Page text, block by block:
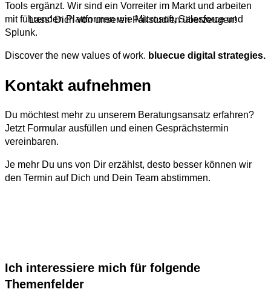
Lass‘ Dich von unseren Fallstudien überzeugen!
Tools ergänzt. Wir sind ein Vorreiter im Markt und arbeiten
mit führenden Plattformen wie Microsoft, Salesforce und
Splunk.
Discover the new values of work. bluecue digital strategies.
Kontakt aufnehmen
Du möchtest mehr zu unserem Beratungsansatz erfahren?
Jetzt Formular ausfüllen und einen Gesprächstermin
vereinbaren.
Je mehr Du uns von Dir erzählst, desto besser können wir
den Termin auf Dich und Dein Team abstimmen.
Ich interessiere mich für folgende
Themenfelder